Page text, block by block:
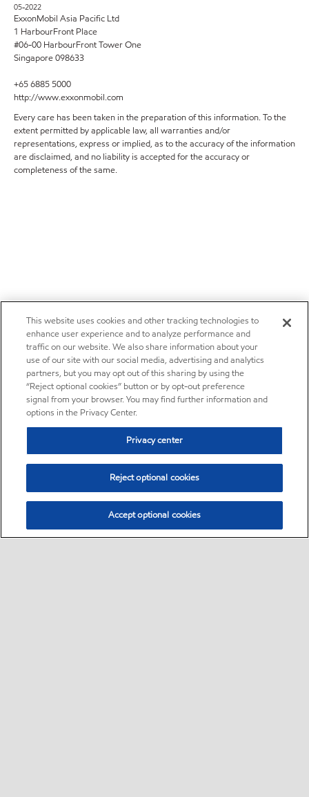
05-2022
ExxonMobil Asia Pacific Ltd
1 HarbourFront Place
#06-00 HarbourFront Tower One
Singapore 098633
+65 6885 5000
http://www.exxonmobil.com
Every care has been taken in the preparation of this information. To the
extent permitted by applicable law, all warranties and/or
representations, express or implied, as to the accuracy of the information
are disclaimed, and no liability is accepted for the accuracy or
completeness of the same.
This website uses cookies and other tracking technologies to
enhance user experience and to analyze performance and
traffic on our website. We also share information about your
use of our site with our social media, advertising and analytics
partners, but you may opt out of this sharing by using the
“Reject optional cookies” button or by opt-out preference
signal from your browser. You may find further information and
options in the Privacy Center.
Privacy center
Reject optional cookies
Accept optional cookies